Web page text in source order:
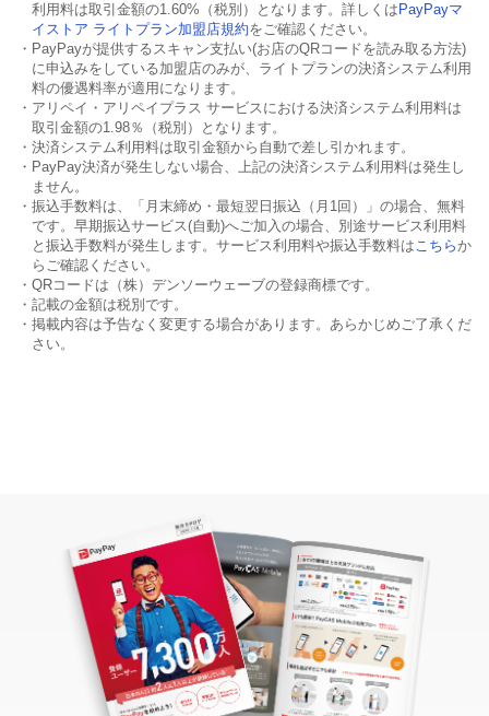
利用料は取引金額の1.60%（税別）となります。詳しくは PayPayマ
イストア ライトプラン加盟店規約をご確認ください。
・PayPayが提供するスキャン支払い(お店のQRコードを読み取る方法)
に申込みをしている加盟店のみが、ライトプランの決済システム利用
料の優遇料率が適用になります。
・アリペイ・アリペイプラス サービスにおける決済システム利用料は
取引金額の1.98％（税別）となります。
・決済システム利用料は取引金額から自動で差し引かれます。
・PayPay決済が発生しない場合、上記の決済システム利用料は発生し
ません。
・振込手数料は、「月末締め・最短翌日振込（月1回）」の場合、無料
です。早期振込サービス(自動)へご加入の場合、別途サービス利用料
と振込手数料が発生します。サービス利用料や振込手数料はこちらか
らご確認ください。
・QRコードは（株）デンソーウェーブの登録商標です。
・記載の金額は税別です。
・掲載内容は予告なく変更する場合があります。あらかじめご了承くだ
さい。